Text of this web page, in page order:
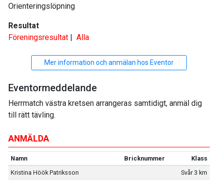
ANMÄLDA
Namn Bricknummer
Klass
Kristina Höök Patriksson
Svår 3 km
Orienteringslöpning
Resultat
Föreningsresultat
Alla
Mer information och anmälan hos Eventor
Eventormeddelande
Herrmatch västra kretsen arrangeras samtidigt, anmäl dig
till rätt tävling.